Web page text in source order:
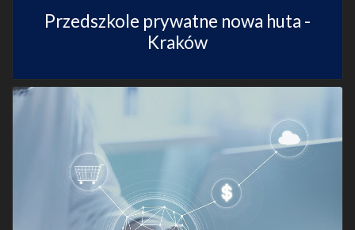
Przedszkole prywatne nowa huta -
Kraków